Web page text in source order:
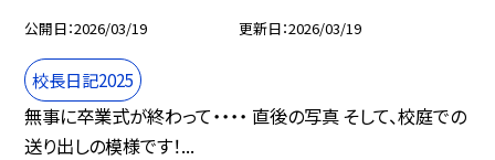
公開日 2026/03/19 更新日 2026/03/19
校長日記2025
無事に卒業式が終わって・・・・ 直後の写真 そして、校庭での
送り出しの模様です！...